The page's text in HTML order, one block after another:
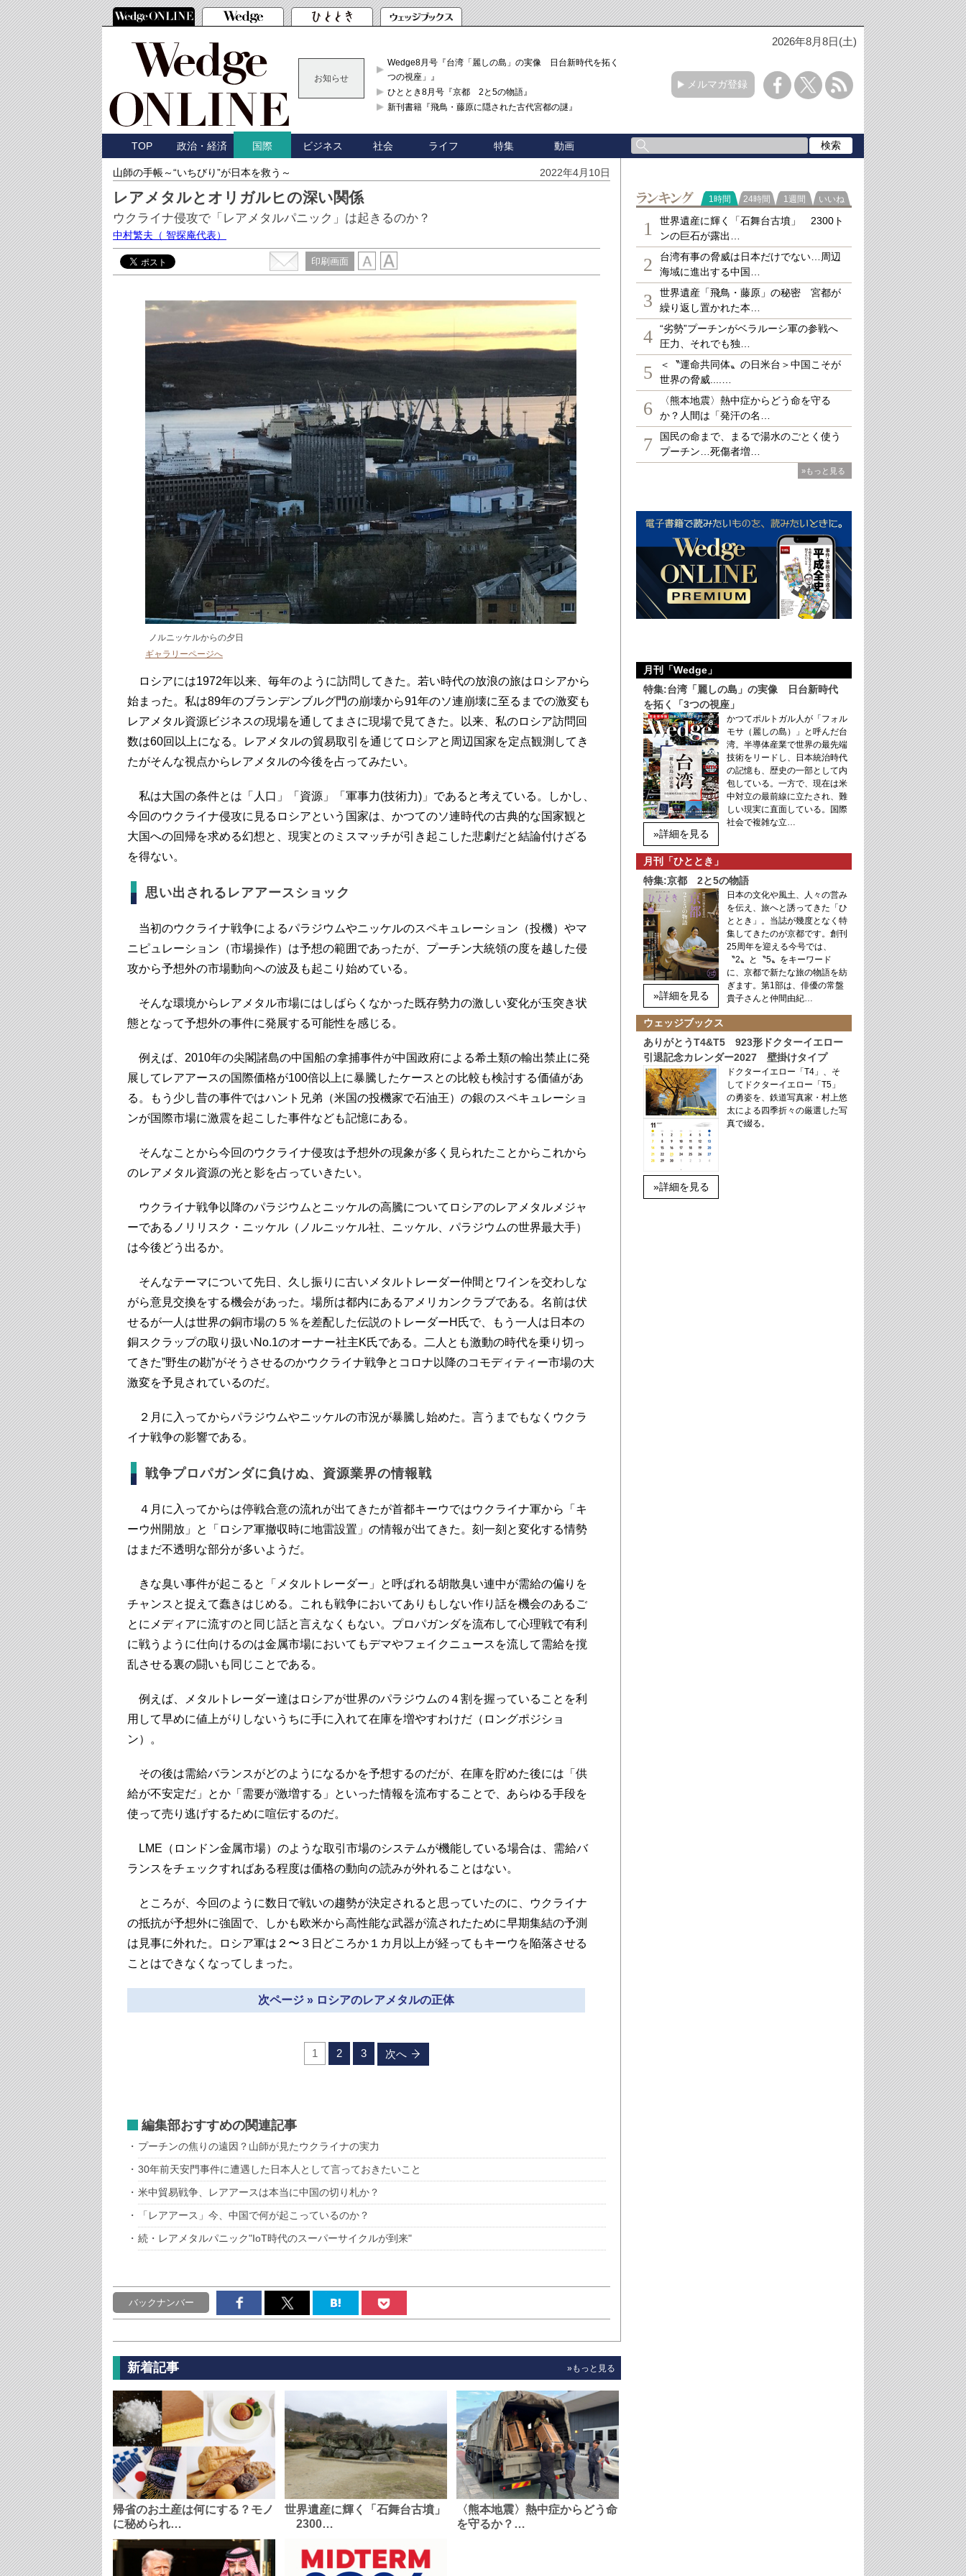
2026年8月8日(土)
お知らせ
Wedge8月号『台湾「麗しの島」の実像 日台新時代を拓く「3
つの視座」』
ひととき8月号『京都 2と5の物語』
新刊書籍『飛鳥・藤原に隠された古代宮都の謎』
メルマガ登録
TOP 政治・経済 国際 ビジネス 社会 ライフ 特集 動画
山師の手帳～“いちびり”が日本を救う～ 2022年4月10日
レアメタルとオリガルヒの深い関係
ウクライナ侵攻で「レアメタルパニック」は起きるのか？
中村繁夫 （ 智探庵代表）
印刷画面
ノルニッケルからの夕日
ギャラリーページへ
ロシアには1972年以来、毎年のように訪問してきた。若い時代の放浪の旅はロシアから
始まった。私は89年のブランデンブルグ門の崩壊から91年のソ連崩壊に至るまでの激変も
レアメタル資源ビジネスの現場を通してまさに現場で見てきた。以来、私のロシア訪問回
数は60回以上になる。レアメタルの貿易取引を通じてロシアと周辺国家を定点観測してき
たがそんな視点からレアメタルの今後を占ってみたい。
私は大国の条件とは「人口」「資源」「軍事力(技術力)」であると考えている。しかし、
今回のウクライナ侵攻に見るロシアという国家は、かつてのソ連時代の古典的な国家観と
大国への回帰を求める幻想と、現実とのミスマッチが引き起こした悲劇だと結論付けざる
を得ない。
思い出されるレアアースショック
当初のウクライナ戦争によるパラジウムやニッケルのスペキュレーション（投機）やマ
ニピュレーション（市場操作）は予想の範囲であったが、プーチン大統領の度を越した侵
攻から予想外の市場動向への波及も起こり始めている。
そんな環境からレアメタル市場にはしばらくなかった既存勢力の激しい変化が玉突き状
態となって予想外の事件に発展する可能性を感じる。
例えば、2010年の尖閣諸島の中国船の拿捕事件が中国政府による希土類の輸出禁止に発
展してレアアースの国際価格が100倍以上に暴騰したケースとの比較も検討する価値があ
る。もう少し昔の事件ではハント兄弟（米国の投機家で石油王）の銀のスペキュレーショ
ンが国際市場に激震を起こした事件なども記憶にある。
そんなことから今回のウクライナ侵攻は予想外の現象が多く見られたことからこれから
のレアメタル資源の光と影を占っていきたい。
ウクライナ戦争以降のパラジウムとニッケルの高騰についてロシアのレアメタルメジャ
ーであるノリリスク・ニッケル（ノルニッケル社、ニッケル、パラジウムの世界最大手）
は今後どう出るか。
そんなテーマについて先日、久し振りに古いメタルトレーダー仲間とワインを交わしな
がら意見交換をする機会があった。場所は都内にあるアメリカンクラブである。名前は伏
せるが一人は世界の銅市場の５％を差配した伝説のトレーダーH氏で、もう一人は日本の
銅スクラップの取り扱いNo.1のオーナー社主K氏である。二人とも激動の時代を乗り切っ
てきた”野生の勘”がそうさせるのかウクライナ戦争とコロナ以降のコモディティー市場の大
激変を予見されているのだ。
２月に入ってからパラジウムやニッケルの市況が暴騰し始めた。言うまでもなくウクラ
イナ戦争の影響である。
戦争プロパガンダに負けぬ、資源業界の情報戦
４月に入ってからは停戦合意の流れが出てきたが首都キーウではウクライナ軍から「キ
ーウ州開放」と「ロシア軍撤収時に地雷設置」の情報が出てきた。刻一刻と変化する情勢
はまだ不透明な部分が多いようだ。
きな臭い事件が起こると「メタルトレーダー」と呼ばれる胡散臭い連中が需給の偏りを
チャンスと捉えて蠢きはじめる。これも戦争においてありもしない作り話を機会のあるご
とにメディアに流すのと同じ話と言えなくもない。プロパガンダを流布して心理戦で有利
に戦うように仕向けるのは金属市場においてもデマやフェイクニュースを流して需給を撹
乱させる裏の闘いも同じことである。
例えば、メタルトレーダー達はロシアが世界のパラジウムの４割を握っていることを利
用して早めに値上がりしないうちに手に入れて在庫を増やすわけだ（ロングポジショ
ン）。
その後は需給バランスがどのようになるかを予想するのだが、在庫を貯めた後には「供
給が不安定だ」とか「需要が激増する」といった情報を流布することで、あらゆる手段を
使って売り逃げするために喧伝するのだ。
LME（ロンドン金属市場）のような取引市場のシステムが機能している場合は、需給バ
ランスをチェックすればある程度は価格の動向の読みが外れることはない。
ところが、今回のように数日で戦いの趨勢が決定されると思っていたのに、ウクライナ
の抵抗が予想外に強固で、しかも欧米から高性能な武器が流されたために早期集結の予測
は見事に外れた。ロシア軍は２〜３日どころか１カ月以上が経ってもキーウを陥落させる
ことはできなくなってしまった。
次ページ » ロシアのレアメタルの正体
1 2 3 次へ
編集部おすすめの関連記事
プーチンの焦りの遠因？山師が見たウクライナの実力
30年前天安門事件に遭遇した日本人として言っておきたいこと
米中貿易戦争、レアアースは本当に中国の切り札か？
「レアアース」今、中国で何が起こっているのか？
続・レアメタルパニック"IoT時代のスーパーサイクルが到来"
バックナンバー
新着記事 »もっと見る
帰省のお土産は何にする？モノ
に秘められ…
世界遺産に輝く「石舞台古墳」
2300…
〈熊本地震〉熱中症からどう命
を守るか？…
ランキング
1時間 24時間 1週間 いいね
1
世界遺産に輝く「石舞台古墳」 2300ト
ンの巨石が露出…
2
台湾有事の脅威は日本だけでない…周辺
海域に進出する中国…
3
世界遺産「飛鳥・藤原」の秘密 宮都が
繰り返し置かれた本…
4
“劣勢”プーチンがベラルーシ軍の参戦へ
圧力、それでも独…
5
＜〝運命共同体〟の日米台＞中国こそが
世界の脅威....…
6
〈熊本地震〉熱中症からどう命を守る
か？人間は「発汗の名…
7
国民の命まで、まるで湯水のごとく使う
プーチン…死傷者増…
»もっと見る
月刊「Wedge」
特集:台湾「麗しの島」の実像 日台新時代
を拓く「3つの視座」
»詳細を見る
かつてポルトガル人が「フォル
モサ（麗しの島）」と呼んだ台
湾。半導体産業で世界の最先端
技術をリードし、日本統治時代
の記憶も、歴史の一部として内
包している。一方で、現在は米
中対立の最前線に立たされ、難
しい現実に直面している。国際
社会で複雑な立…
月刊「ひととき」
特集:京都 2と5の物語
»詳細を見る
日本の文化や風土、人々の営み
を伝え、旅へと誘ってきた「ひ
ととき」。当誌が幾度となく特
集してきたのが京都です。創刊
25周年を迎える今号では、
〝2〟と〝5〟をキーワード
に、京都で新たな旅の物語を紡
ぎます。第1部は、俳優の常盤
貴子さんと仲間由紀…
ウェッジブックス
ありがとうT4&T5 923形ドクターイエロー
引退記念カレンダー2027 壁掛けタイプ
»詳細を見る
ドクターイエロー「T4」、そ
してドクターイエロー「T5」
の勇姿を、鉄道写真家・村上悠
太による四季折々の厳選した写
真で綴る。